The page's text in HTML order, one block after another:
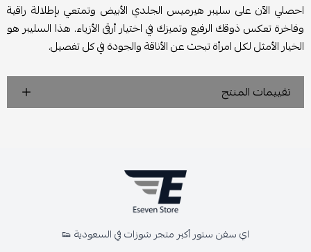
احصلي الآن على سليبر هيرميس الجلدي الأبيض وتمتعي بإطلالة راقية
وفاخرة تعكس ذوقك الرفيع وتميزك في اختيار أرقى الأزياء. هذا السليبر هو
الخيار الأمثل لكل امرأة تبحث عن الأناقة والجودة في كل تفصيل.
تقييمات المنتج
اي سفن ستور أكبر متجر شوزات في السعودية 👟